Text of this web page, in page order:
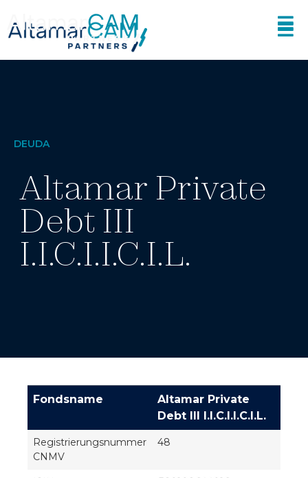
DEUDA
Altamar Private
Debt III
I.I.C.I.I.C.I.L.
Fondsname
Altamar Private
Debt III I.I.C.I.I.C.I.L.
Registrierungsnummer
CNMV
48